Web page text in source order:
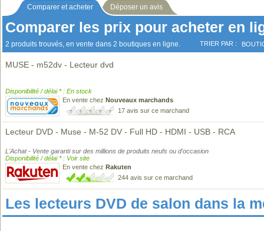
Comparer et acheter Déposer un avis
Comparer les prix pour acheter en
2 produits trouvés, en vente dans 2 boutiques en ligne. TRIER PAR :
MUSE - m52dv - Lecteur dvd
Disponibilité / délai * : En stock
En vente chez Nouveaux marchands
17 avis sur ce marchand
Lecteur DVD - Muse - M-52 DV - Full HD - HDMI - USB - RCA
L'Achat - Vente garanti sur des millions de produits neufs ou d'occasion
Disponibilité / délai * : Voir site
En vente chez Rakuten
244 avis sur ce marchand
Les lecteurs DVD de salon dans la